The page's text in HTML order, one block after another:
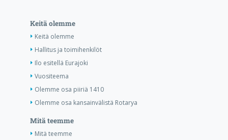
Keitä olemme
Keitä olemme
Hallitus ja toimihenkilöt
Ilo esitellä Eurajoki
Vuositeema
Olemme osa piiriä 1410
Olemme osa kansainvälistä Rotarya
Mitä teemme
Mitä teemme